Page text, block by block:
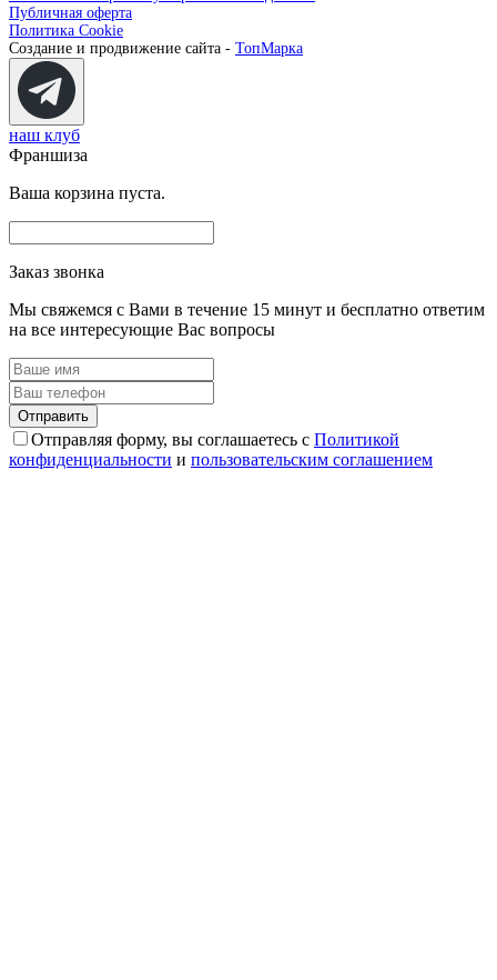
Публичная оферта
Политика Cookie
Создание и продвижение сайта - ТопМарка
наш клуб
Франшиза
Ваша корзина пуста.
Заказ звонка
Мы свяжемся с Вами в течение 15 минут и бесплатно ответим
на все интересующие Вас вопросы
Отправляя форму, вы соглашаетесь с Политикой
конфиденциальности и пользовательским соглашением